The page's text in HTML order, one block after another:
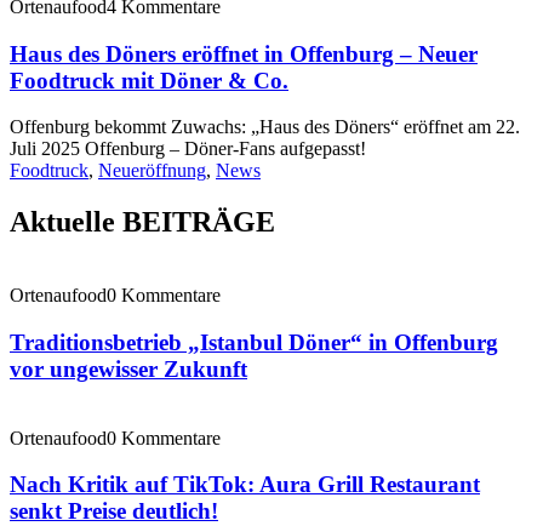
Ortenaufood4 Kommentare
Haus des Döners eröffnet in Offenburg – Neuer
Foodtruck mit Döner & Co.
Offenburg bekommt Zuwachs: „Haus des Döners“ eröffnet am 22.
Juli 2025 Offenburg – Döner-Fans aufgepasst!
Foodtruck, Neueröffnung, News
Aktuelle BEITRÄGE
Ortenaufood0 Kommentare
Traditionsbetrieb „Istanbul Döner“ in Offenburg
vor ungewisser Zukunft
Ortenaufood0 Kommentare
Nach Kritik auf TikTok: Aura Grill Restaurant
senkt Preise deutlich!